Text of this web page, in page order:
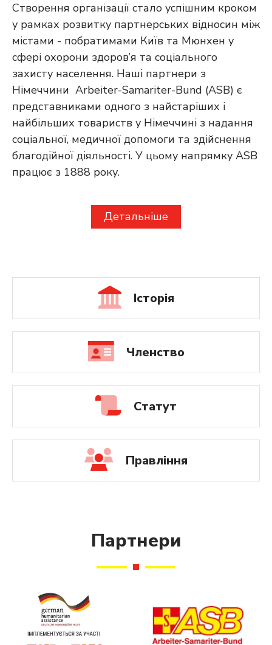
Створення організації стало успішним кроком
у рамках розвитку партнерських відносин між
містами - побратимами Київ та Мюнхен у
сфері охорони здоров’я та соціального
захисту населення. Наші партнери з
Німеччини Arbeiter-Samariter-Bund (ASB) є
представниками одного з найстаріших і
найбільших товариств у Німеччині з надання
соціальної, медичної допомоги та здійснення
благодійної діяльності. У цьому напрямку ASB
працює з 1888 року.
Детальніше
Історія
Членство
Статут
Правління
Партнери